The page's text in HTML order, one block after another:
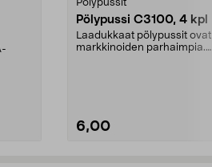
Pölypussit
Pölypussi C3100, 4 kpl
Laadukkaat pölypussit ovat
markkinoiden parhaimpia.
6,00